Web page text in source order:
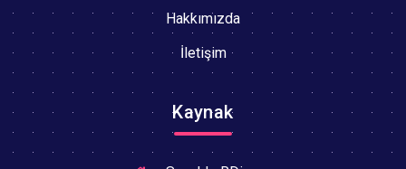
Hakkımızda
İletişim
Kaynak